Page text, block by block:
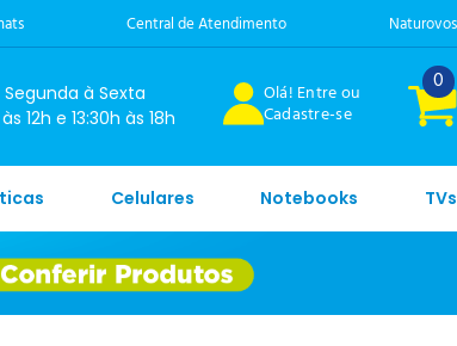
Central de Atendimento Naturovos
Segunda à Sexta
12h e 13:30h às 18h
Olá! Entre ou
Cadastre-se
0
Celulares Notebooks TVs